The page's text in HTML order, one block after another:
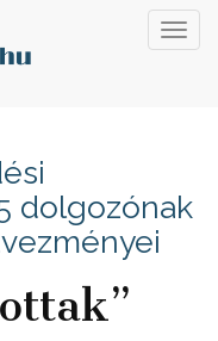
dolgozónak